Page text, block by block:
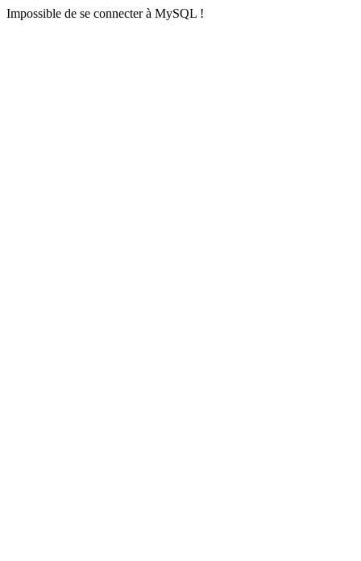
Impossible de se connecter à MySQL !